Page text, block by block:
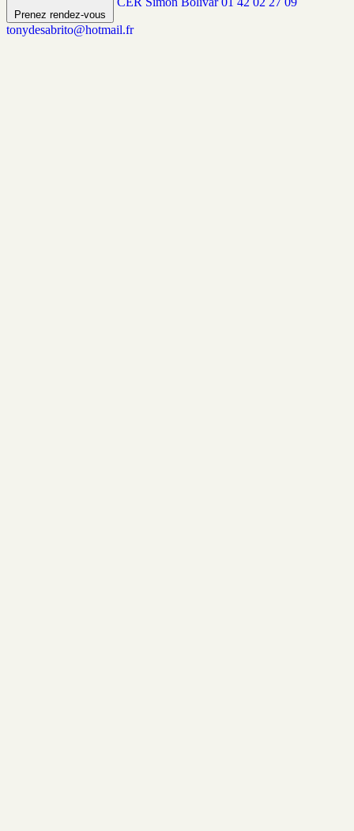
Prenez rendez-vous
tonydesabrito@hotmail.fr